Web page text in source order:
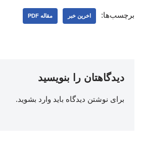
برچسب‌ها: اخرین خبر مقاله PDF
دیدگاهتان را بنویسید
برای نوشتن دیدگاه باید وارد بشوید.